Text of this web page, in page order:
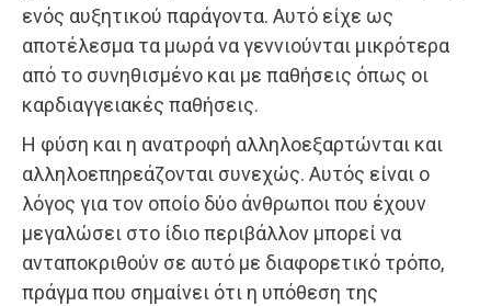
ενός αυξητικού παράγοντα. Αυτό είχε ως
αποτέλεσμα τα μωρά να γεννιούνται μικρότερα
από το συνηθισμένο και με παθήσεις όπως οι
καρδιαγγειακές παθήσεις.
Η φύση και η ανατροφή αλληλοεξαρτώνται και
αλληλοεπηρεάζονται συνεχώς. Αυτός είναι ο
λόγος για τον οποίο δύο άνθρωποι που έχουν
μεγαλώσει στο ίδιο περιβάλλον μπορεί να
ανταποκριθούν σε αυτό με διαφορετικό τρόπο,
πράγμα που σημαίνει ότι η υπόθεση της